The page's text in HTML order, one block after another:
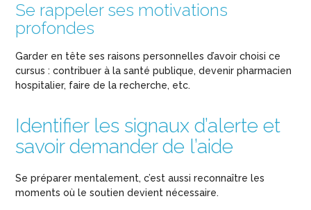
Se rappeler ses motivations
profondes
Garder en tête ses raisons personnelles d’avoir choisi ce
cursus : contribuer à la santé publique, devenir pharmacien
hospitalier, faire de la recherche, etc.
Identifier les signaux d’alerte et
savoir demander de l’aide
Se préparer mentalement, c’est aussi reconnaître les
moments où le soutien devient nécessaire.